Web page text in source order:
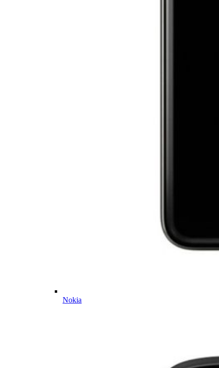
Nokia